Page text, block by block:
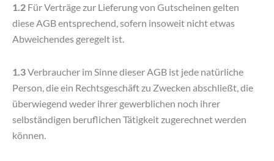
1.2 Für Verträge zur Lieferung von Gutscheinen gelten
diese AGB entsprechend, sofern insoweit nicht etwas
Abweichendes geregelt ist.
1.3Verbraucher im Sinne dieser AGB ist jede natürliche
Person, die ein Rechtsgeschäft zu Zwecken abschließt, die
überwiegend weder ihrer gewerblichen noch ihrer
selbständigen beruflichen Tätigkeit zugerechnet werden
können.